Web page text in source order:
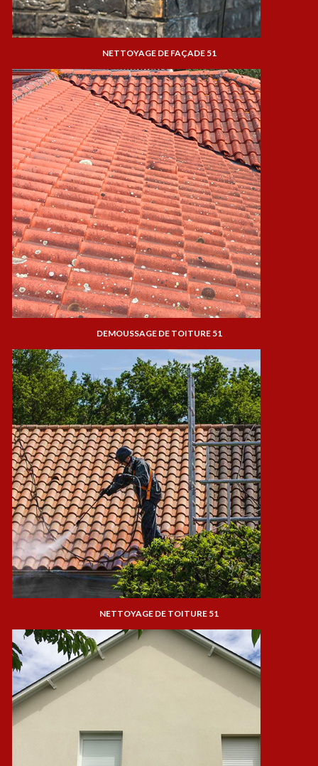
NETTOYAGE DE FAÇADE 51
DEMOUSSAGE DE TOITURE 51
NETTOYAGE DE TOITURE 51